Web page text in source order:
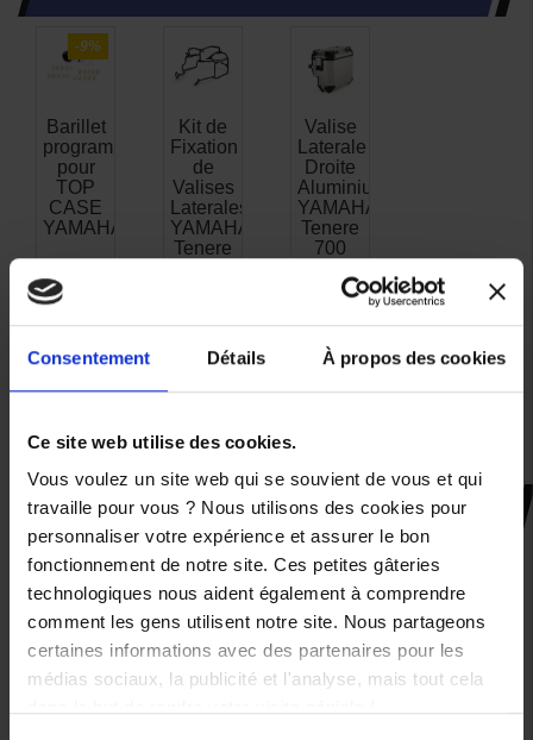
Consentement Détails À propos des cookies
Ce site web utilise des cookies.
Vous voulez un site web qui se souvient de vous et qui
travaille pour vous ? Nous utilisons des cookies pour
personnaliser votre expérience et assurer le bon
fonctionnement de notre site. Ces petites gâteries
technologiques nous aident également à comprendre
comment les gens utilisent notre site. Nous partageons
certaines informations avec des partenaires pour les
médias sociaux, la publicité et l'analyse, mais tout cela
-9%
Barillet
programmable
pour
TOP
CASE
YAMAHA
43,00 €
39,13 €
Kit de
Fixation
de
Valises
Laterales
YAMAHA
Tenere
Valise
Laterale
Droite
Aluminium
YAMAHA
Tenere
700
494,00 €
CES PRODUITS SONT
SUSCEPTIBLES DE VOUS
INTÉRESSER